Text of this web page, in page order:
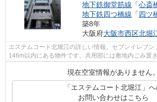
地下鉄御堂筋線 「心斎
地下鉄四つ橋線 「四ツ
築8年
大阪府大阪市西区北堀
エステムコート北堀江の詳しい情報。セブンイレブン
146m以内にある物件です。共用部には敷地内ごみ置
現在空室情報がありません。
「エステムコート北堀江」
お問い合わせはこちら